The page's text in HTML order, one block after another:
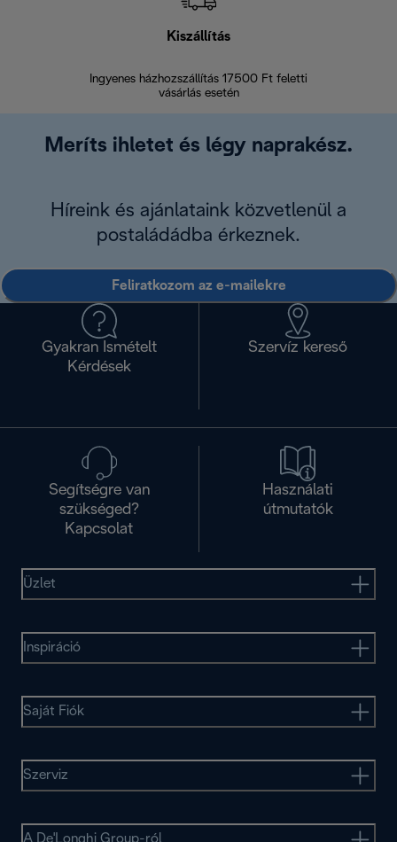
Kiszállítás
Ingyenes házhozszállítás 17500 Ft feletti
vásárlás esetén
Meríts ihletet és légy naprakész.
Híreink és ajánlataink közvetlenül a
postaládádba érkeznek.
Feliratkozom az e-mailekre
Gyakran Ismételt
Kérdések
Szervíz kereső
Segítségre van
szükséged?
Kapcsolat
Használati
útmutatók
Üzlet
Inspiráció
Saját Fiók
Szerviz
A De'Longhi Group-ról